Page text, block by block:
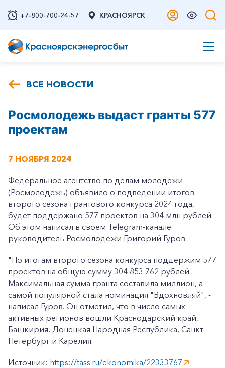
+7-800-700-24-57 КРАСНОЯРСК
ВСЕ НОВОСТИ
Росмолодежь выдаст гранты 577
проектам
7 НОЯБРЯ 2024
Федеральное агентство по делам молодежи
(Росмолодежь) объявило о подведении итогов
второго сезона грантового конкурса 2024 года,
будет поддержано 577 проектов на 304 млн рублей.
Об этом написал в своем Telegram-канале
руководитель Росмолодежи Григорий Гуров.
"По итогам второго сезона конкурса поддержим 577
проектов на общую сумму 304 853 762 рублей.
Максимальная сумма гранта составила миллион, а
самой популярной стала номинация "Вдохновляй", -
написал Гуров. Он отметил, что в число самых
активных регионов вошли Краснодарский край,
Башкирия, Донецкая Народная Республика, Санкт-
Петербург и Карелия.
Источник: https://tass.ru/ekonomika/22333767